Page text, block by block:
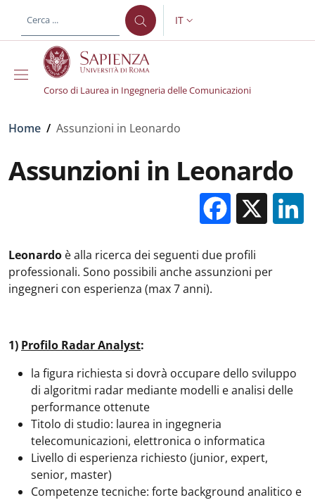
al contenuto principale
SELETTORE LINGUA:
IT
Corso di Laurea in Ingegneria delle Comunicazioni
Briciole di pane
Home / Assunzioni in Leonardo
Assunzioni in Leonardo
X
Leonardo è alla ricerca dei seguenti due profili
professionali. Sono possibili anche assunzioni per
ingegneri con esperienza (max 7 anni).
1) Profilo Radar Analyst:
la figura richiesta si dovrà occupare dello sviluppo
di algoritmi radar mediante modelli e analisi delle
performance ottenute
Titolo di studio: laurea in ingegneria
telecomunicazioni, elettronica o informatica
Livello di esperienza richiesto (junior, expert,
senior, master)
Competenze tecniche: forte background analitico e